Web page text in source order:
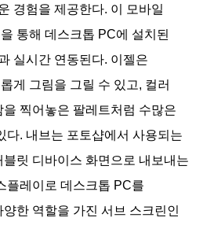
경험을 제공한다. 이 모바일
통해 데스크톱 PC에 설치된
실시간 연동된다. 이젤은
게 그림을 그릴 수 있고, 컬러
찍어놓은 팔레트처럼 수많은
다. 내브는 포토샵에서 사용되는
릿 디바이스 화면으로 내보내는
플레이로 데스크톱 PC를
한 역할을 가진 서브 스크린인